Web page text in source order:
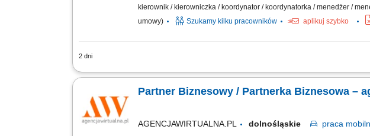
kierownik / kierowniczka / koordynator / koordynatorka / menedżer /
umowy)
Szukamy kilku pracowników aplikuj szybko
2 dni
Zakres działania prowadzenie własnej działalności w modelu
Partner Biznesowy / Partnerka Biznesowa –
AGENCJAWIRTUALNA.PL dolnośląskie praca